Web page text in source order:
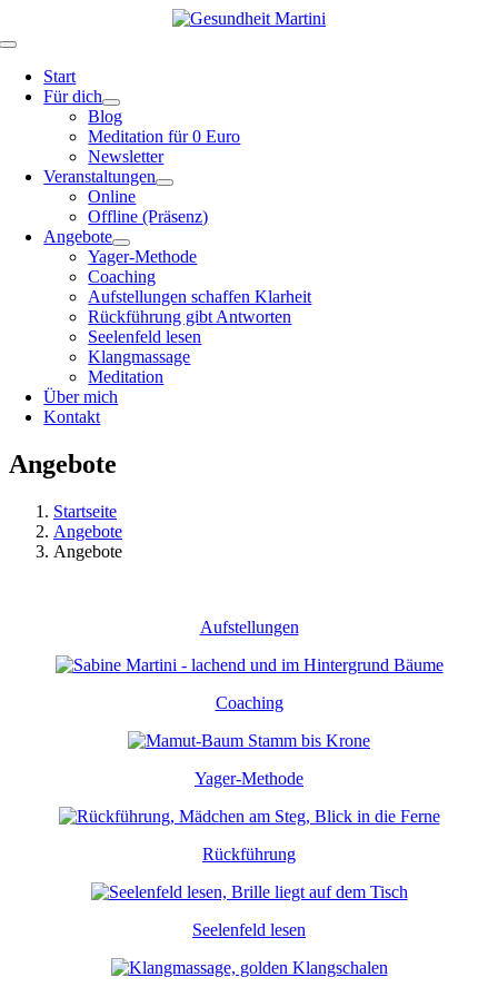
Inhalt
Toggle
Navigation
Start
Für dich
Blog
Meditation für 0 Euro
Newsletter
Veranstaltungen
Online
Offline (Präsenz)
Angebote
Yager-Methode
Coaching
Aufstellungen schaffen Klarheit
Rückführung gibt Antworten
Seelenfeld lesen
Klangmassage
Meditation
Über mich
Kontakt
Angebote
Startseite
Angebote
Angebote
Aufstellungen
Coaching
Yager-Methode
Rückführung
Seelenfeld lesen